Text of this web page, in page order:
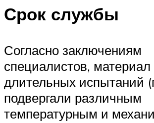
Срок службы
Согласно заключениям
специалистов,
длительных испытаний
подвергали различным
температурным и